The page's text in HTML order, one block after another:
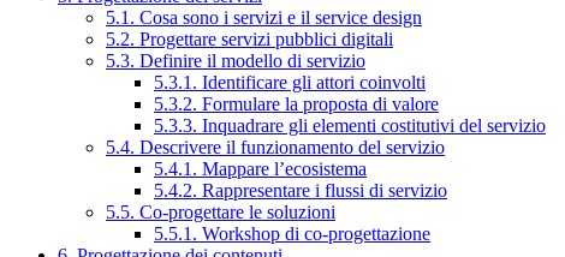
5.1. Cosa sono i servizi e il service design
5.2. Progettare servizi pubblici digitali
5.3. Definire il modello di servizio
5.3.1. Identificare gli attori coinvolti
5.3.2. Formulare la proposta di valore
5.3.3. Inquadrare gli elementi costitutivi del servizio
5.4. Descrivere il funzionamento del servizio
5.4.1. Mappare l’ecosistema
5.4.2. Rappresentare i flussi di servizio
5.5. Co-progettare le soluzioni
5.5.1. Workshop di co-progettazione